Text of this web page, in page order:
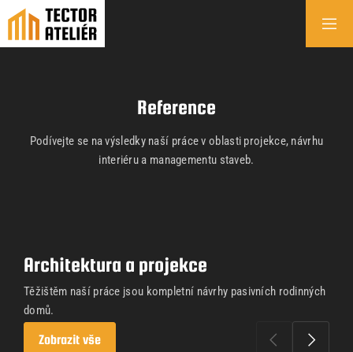
Reference
Podívejte se na výsledky naší práce v oblasti projekce, návrhu
interiéru a managementu staveb.
Architektura a projekce
Těžištěm naší práce jsou kompletní návrhy pasivních rodinných
domů.
Zobrazit vše